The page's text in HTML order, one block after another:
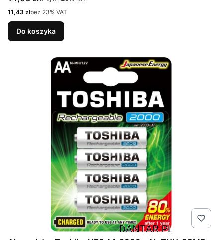
Cena netto
11,43 złbez 23% VAT
Do koszyka